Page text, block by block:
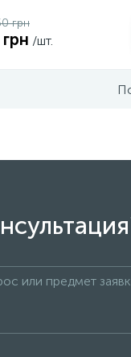
грн
/шт.